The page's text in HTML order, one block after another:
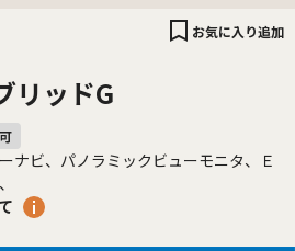
リッドG
お気に入り追加
ナビ、パノラミックビューモニタ、Ｅ